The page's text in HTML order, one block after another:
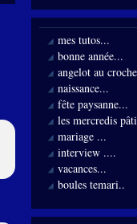
mes tutos...
bonne année...
angelot au
naissance...
fête paysanne...
les mercredis
mariage ...
interview ....
vacances...
boules temari..